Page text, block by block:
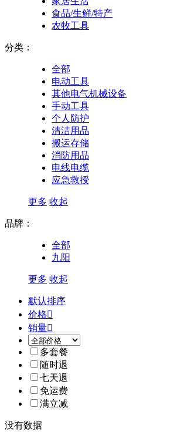
食品/生鲜/特产
农牧工具
分类：
全部
电动工具
其他电气机械设备
手动工具
个人防护
清洁用品
搬运存储
消防用品
电线电缆
应急救授
更多 收起
品牌：
全部
九阳
更多 收起
默认排序
价格
销量
多套餐
随时退
七天退
免运费
满立减
没有数据